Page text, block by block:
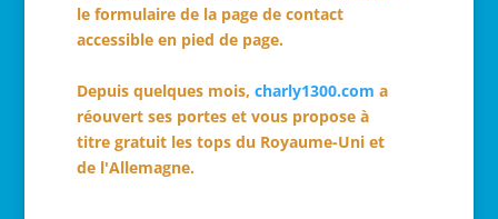
le formulaire de la page de contact
accessible en pied de page.
Depuis quelques mois, charly1300.com a
réouvert ses portes et vous propose à
titre gratuit les tops du Royaume-Uni et
de l'Allemagne.